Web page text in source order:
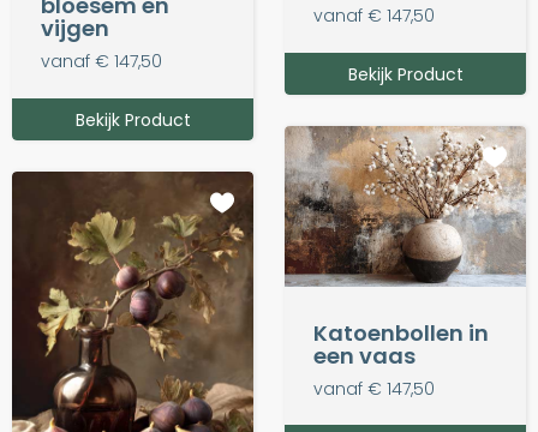
vijgen
vanaf € 147,50
Bekijk Product
vanaf € 147,50
Bekijk Product
Katoenbollen in
een vaas
vanaf € 147,50